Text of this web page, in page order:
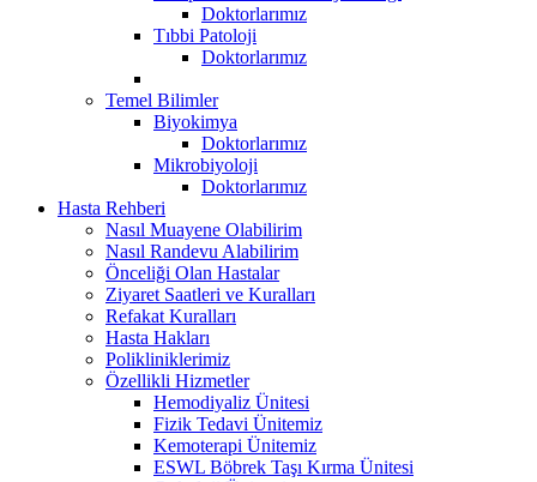
Doktorlarımız
Tıbbi Patoloji
Doktorlarımız
Temel Bilimler
Biyokimya
Doktorlarımız
Mikrobiyoloji
Doktorlarımız
Hasta Rehberi
Nasıl Muayene Olabilirim
Nasıl Randevu Alabilirim
Önceliği Olan Hastalar
Ziyaret Saatleri ve Kuralları
Refakat Kuralları
Hasta Hakları
Polikliniklerimiz
Özellikli Hizmetler
Hemodiyaliz Ünitesi
Fizik Tedavi Ünitemiz
Kemoterapi Ünitemiz
ESWL Böbrek Taşı Kırma Ünitesi